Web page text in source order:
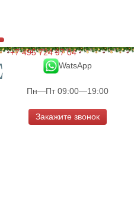
+7 495 724 97 04
WatsApp
Пн—Пт 09:00—19:00
Закажите звонок